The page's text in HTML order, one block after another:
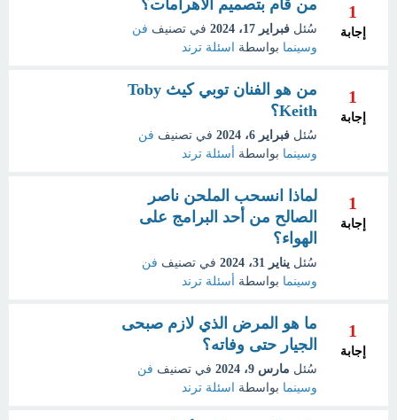
1
إجابة
من قام بتصميم الأهرامات؟
سُئل فبراير 17، 2024 في تصنيف فن
وسينما بواسطة اسئلة ترند
1
إجابة
من هو الفنان توبي كيث Toby
Keith؟
سُئل فبراير 6، 2024 في تصنيف فن
وسينما بواسطة أسئلة ترند
1
إجابة
لماذا انسحب الملحن ناصر
الصالح من أحد البرامج على
الهواء؟
سُئل يناير 31، 2024 في تصنيف فن
وسينما بواسطة أسئلة ترند
1
إجابة
ما هو المرض الذي لازم صبحى
الجيار حتى وفاته؟
سُئل مارس 9، 2024 في تصنيف فن
وسينما بواسطة اسئلة ترند